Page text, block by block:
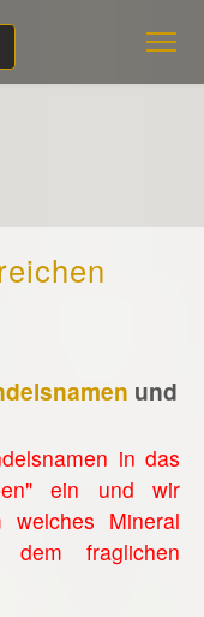
und
in das
ein und wir
welches Mineral
fraglichen